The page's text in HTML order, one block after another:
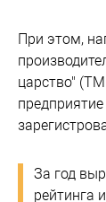
При этом,
царство" (ТМ
За год
рейтинга